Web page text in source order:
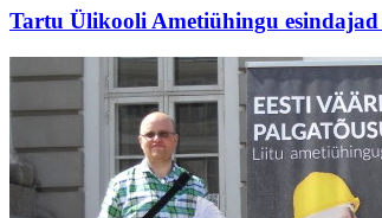
Tartu Ülikooli Ametiühingu